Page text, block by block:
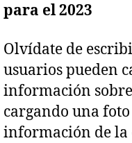
para el 2023
Olvídate de
usuarios pueden
información sobre
cargando una
información de la